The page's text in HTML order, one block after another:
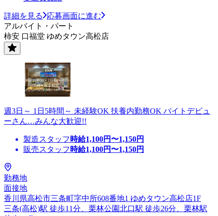
詳細を見る
応募画面に進む
アルバイト・パート
柿安 口福堂 ゆめタウン高松店
週3日～ 1日5時間～ 未経験OK 扶養内勤務OK バイトデビュ
ーさん…みんな大歓迎!!
製造スタッフ 時給1,100円〜1,150円
販売スタッフ 時給1,100円〜1,150円
勤務地
面接地
香川県高松市三条町字中所608番地1 ゆめタウン高松店1F
三条(高松)駅 徒歩11分、栗林公園北口駅 徒歩26分、栗林駅